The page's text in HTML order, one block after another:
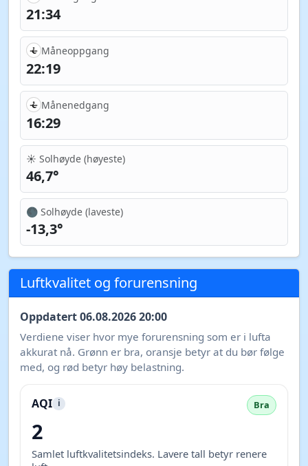
21:34
Måneoppgang
22:19
Månenedgang
16:29
☀️ Solhøyde (høyeste)
46,7°
🌑 Solhøyde (laveste)
-13,3°
Luftkvalitet og forurensning
Oppdatert 06.08.2026 20:00
Verdiene viser hvor mye forurensning som er i lufta
akkurat nå. Grønn er bra, oransje betyr at du bør følge
med, og rød betyr høy belastning.
AQI i Bra
2
Samlet luftkvalitetsindeks. Lavere tall betyr renere